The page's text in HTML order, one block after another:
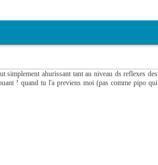
ahurissant tant au niveau ds reflexes des
! quand tu l'a previens moi (pas comme pipo qui